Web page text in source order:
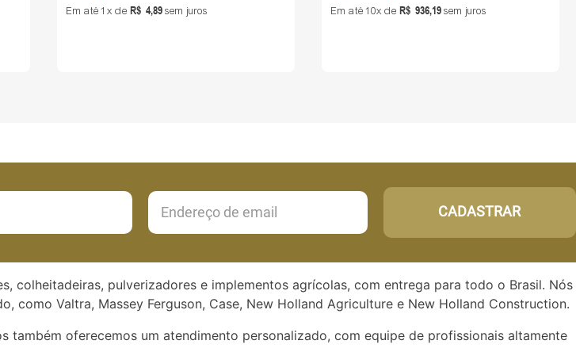
Em até1 de R$ 4,89sem juros Em até10 de R$ 936,19sem juros
CADASTRAR
colheitadeiras, pulverizadores e implementos agrícolas, com entrega para todo o Brasil. Nós
como Valtra, Massey Ferguson, Case, New Holland Agriculture e New Holland Construction.
oferecemos um atendimento personalizado, com equipe de profissionais altamente